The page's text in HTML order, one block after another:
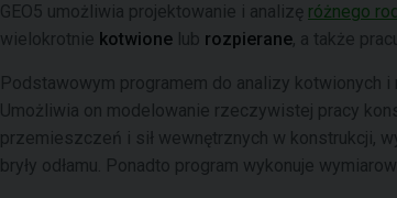
GEO5 umożliwia projektowanie i analizę różnego
wielokrotnie kotwione lub rozpierane, a także
Podstawowym programem do analizy kotwionych
Umożliwia on modelowanie rzeczywistej pracy
przemieszczeń i sił wewnętrznych w konstrukcji,
bryły odłamu. Ponadto program wykonuje